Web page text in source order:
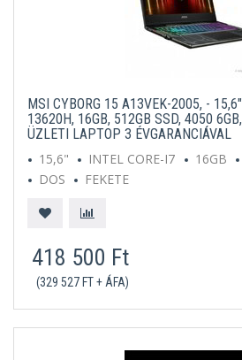
MSI CYBORG 15 A13VEK-2005, -
13620H, 16GB, 512GB SSD, 4050
ÜZLETI LAPTOP 3 ÉVGARANCIÁVAL
15,6"
INTEL CORE-I7 16GB
DOS
FEKETE
418 500 Ft
(329 527 FT + ÁFA)